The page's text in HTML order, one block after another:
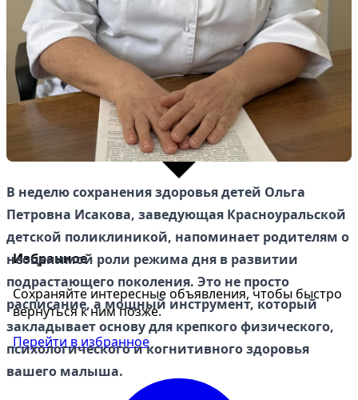
Избранное
Сохраняйте интересные объявления, чтобы быстро
вернуться к ним позже.
Перейти в избранное
В неделю сохранения здоровья детей Ольга
Петровна Исакова, заведующая Красноуральской
детской поликлиникой, напоминает родителям о
неоценимой роли режима дня в развитии
подрастающего поколения. Это не просто
расписание, а мощный инструмент, который
закладывает основу для крепкого физического,
психологического и когнитивного здоровья
вашего малыша.